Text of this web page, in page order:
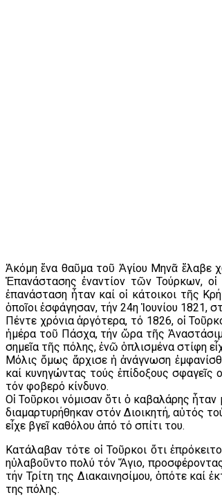
Ἀκόμη ἕνα θαῦμα τοῦ Ἁγίου Μηνᾶ ἔλαβε
Ἐπανάστασης ἐναντίον τῶν Τούρκων,
ἐπανάσταση ἦταν καί οἱ κάτοικοι τῆς
ὁποῖοι ἐσφάγησαν, τήν 24η Ἰουνίου
Πέντε χρόνια ἀργότερα, τό 1826, οἱ
ἡμέρα τοῦ Πάσχα, τήν ὥρα τῆς
σημεῖα τῆς πόλης, ἐνῶ ὁπλισμένα στίφη
Μόλις ὅμως ἄρχισε ἡ ἀνάγνωση
καί κυνηγώντας τούς ἐπίδοξους σφαγεῖς
τόν φοβερό κίνδυνο.
Οἱ Τοῦρκοι νόμισαν ὅτι ὁ καβαλάρης
διαμαρτυρήθηκαν στόν Διοικητή, αὐτός
εἶχε βγεῖ καθόλου ἀπό τό σπίτι του.
Κατάλαβαν τότε οἱ Τοῦρκοι ὅτι
ηὐλαβοῦντο πολύ τόν Ἅγιο,
τήν Τρίτη της Διακαινησίμου, ὁπότε καί
της πόλης.